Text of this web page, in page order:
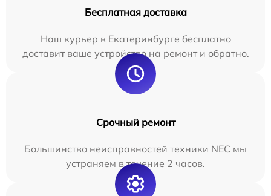
Бесплатная доставка
Наш курьер в Екатеринбурге бесплатно
доставит ваше устройство на ремонт и обратно.
Срочный ремонт
Большинство неисправностей техники NEC мы
устраняем в течение 2 часов.